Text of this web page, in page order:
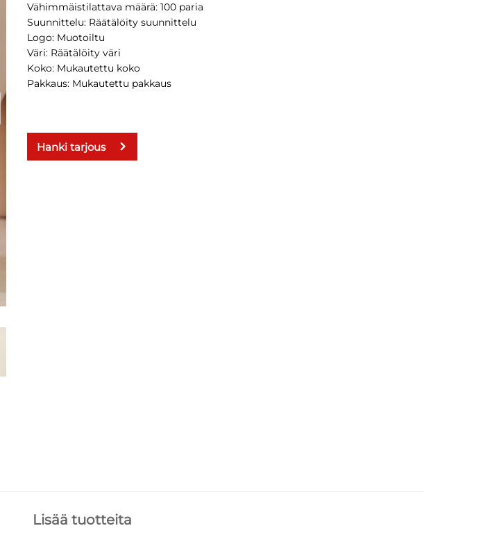
Vähimmäistilattava määrä: 100 paria
Suunnittelu: Räätälöity suunnittelu
Logo: Muotoiltu
Väri: Räätälöity väri
Koko: Mukautettu koko
Pakkaus: Mukautettu pakkaus
Hanki tarjous
Lisää tuotteita